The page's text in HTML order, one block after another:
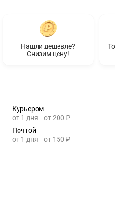
Нашли дешевле?
Снизим цену!
Курьером
от 1 дня
от 200 ₽
Почтой
от 1 дня
от 150 ₽